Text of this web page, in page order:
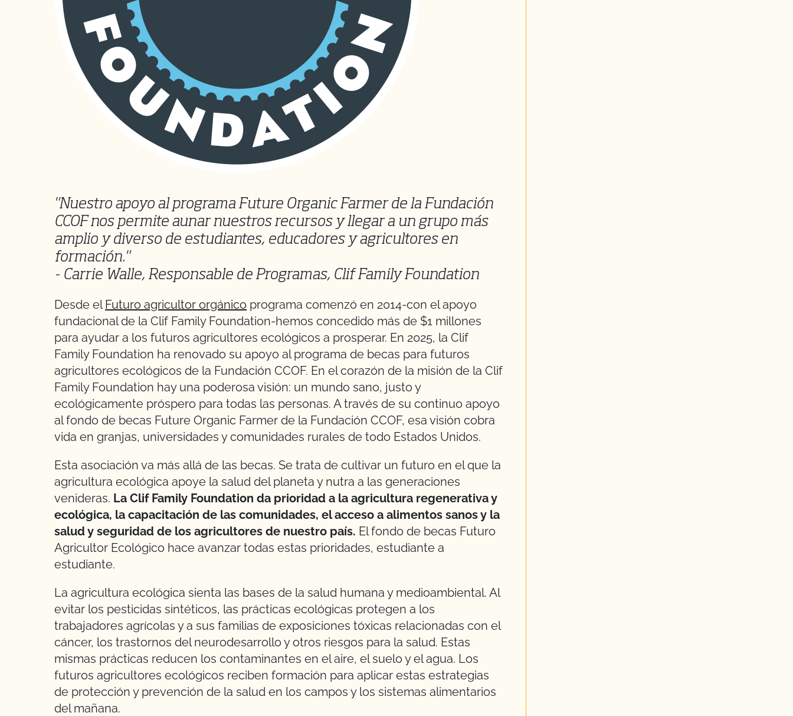
"Nuestro apoyo al programa Future Organic Farmer de la Fundación
CCOF nos permite aunar nuestros recursos y llegar a un grupo más
amplio y diverso de estudiantes, educadores y agricultores en
formación."
- Carrie Walle, Responsable de Programas, Clif Family Foundation
Desde elFuturo agricultor orgánico programa comenzó en 2014-con el apoyo
fundacional de la Clif Family Foundation-hemos concedido más de $1 millones
para ayudar a los futuros agricultores ecológicos a prosperar. En 2025, la Clif
Family Foundation ha renovado su apoyo al programa de becas para futuros
agricultores ecológicos de la Fundación CCOF. En el corazón de la misión de la Clif
Family Foundation hay una poderosa visión: un mundo sano, justo y
ecológicamente próspero para todas las personas. A través de su continuo apoyo
al fondo de becas Future Organic Farmer de la Fundación CCOF, esa visión cobra
vida en granjas, universidades y comunidades rurales de todo Estados Unidos.
Esta asociación va más allá de las becas. Se trata de cultivar un futuro en el que la
agricultura ecológica apoye la salud del planeta y nutra a las generaciones
venideras. La Clif Family Foundation da prioridad a la agricultura regenerativa y
ecológica, la capacitación de las comunidades, el acceso a alimentos sanos y la
salud y seguridad de los agricultores de nuestro país. El fondo de becas Futuro
Agricultor Ecológico hace avanzar todas estas prioridades, estudiante a
estudiante.
La agricultura ecológica sienta las bases de la salud humana y medioambiental. Al
evitar los pesticidas sintéticos, las prácticas ecológicas protegen a los
trabajadores agrícolas y a sus familias de exposiciones tóxicas relacionadas con el
cáncer, los trastornos del neurodesarrollo y otros riesgos para la salud. Estas
mismas prácticas reducen los contaminantes en el aire, el suelo y el agua. Los
futuros agricultores ecológicos reciben formación para aplicar estas estrategias
de protección y prevención de la salud en los campos y los sistemas alimentarios
del mañana.